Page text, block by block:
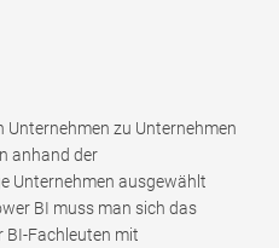
Unternehmen zu Unternehmen
anhand der
Unternehmen ausgewählt
BI muss man sich das
Fachleuten mit